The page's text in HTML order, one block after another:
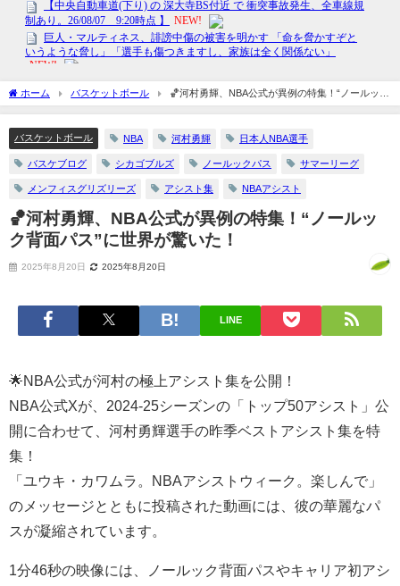
ホーム バスケットボール
🏀河村勇輝、NBA公式が異例の特集！“ノールック
背面パス”に世界が驚いた！
バスケットボール NBA 河村勇輝 日本人NBA選手
バスケブログ シカゴブルズ ノールックパス サマーリーグ
メンフィスグリズリーズ アシスト集 NBAアシスト
🏀河村勇輝、NBA公式が異例の特集！“ノールッ
ク背面パス”に世界が驚いた！
2025年8月20日 2025年8月20日
LINE
🌟NBA公式が河村の極上アシスト集を公開！
NBA公式Xが、2024-25シーズンの「トップ50アシスト」公
開に合わせて、河村勇輝選手の昨季ベストアシスト集を特
集！
「ユウキ・カワムラ。NBAアシストウィーク。楽しんで」
のメッセージとともに投稿された動画には、彼の華麗なパ
スが凝縮されています。
1分46秒の映像には、ノールック背面パスやキャリア初アシ